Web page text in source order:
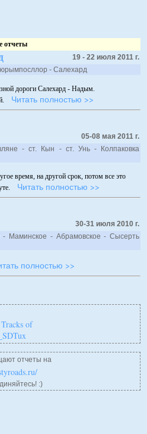
отчеты
19 - 22 июля 2011 г.
Нюрымпосллор - Салехард
дороги Салехард - Надым.
Читать полностью >>
05-08 мая 2011 г.
- ст. Кын - ст. Унь - Колпаковка
время, на другой срок, потом все это
Читать полностью >>
30-31 июля 2010 г.
- Маминское - Абрамовское - Сысерть
полностью >>
отчеты на
:)